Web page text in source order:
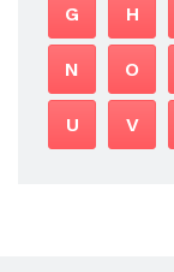
G H
N O
U V